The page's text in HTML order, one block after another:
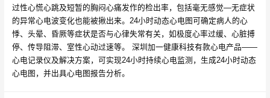
过性心慌心跳及短暂的胸闷心痛发作的检出率，包括毫无感觉—无症状
的异常心电波变化也能被揪出来。24小时动态心电图可确定病人的心
悸、头晕、昏厥等症状是否与心律失常有关，如极度心率过缓、心脏搏
停、传导阻滞、室性心动过速等。 深圳加一健康科技有款心电产品——
心电记录仪及解决方案，可实现24小时持续心电监测，生成24小时动态
心电图，并出具心电图报告分析。